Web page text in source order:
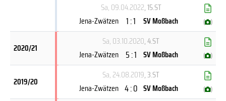
Sa, 09.04.2022, 15.ST
Jena-Zwätzen 1 : 1 SV Moßbach ( )
2020/21
Sa, 03.10.2020, 4.ST
Jena-Zwätzen 5 : 1 SV Moßbach ( )
2019/20
Sa, 24.08.2019, 3.ST
Jena-Zwätzen 4 : 0 SV Moßbach ( )